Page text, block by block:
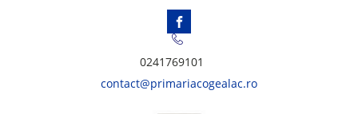
0241769101
contact@primariacogealac.ro